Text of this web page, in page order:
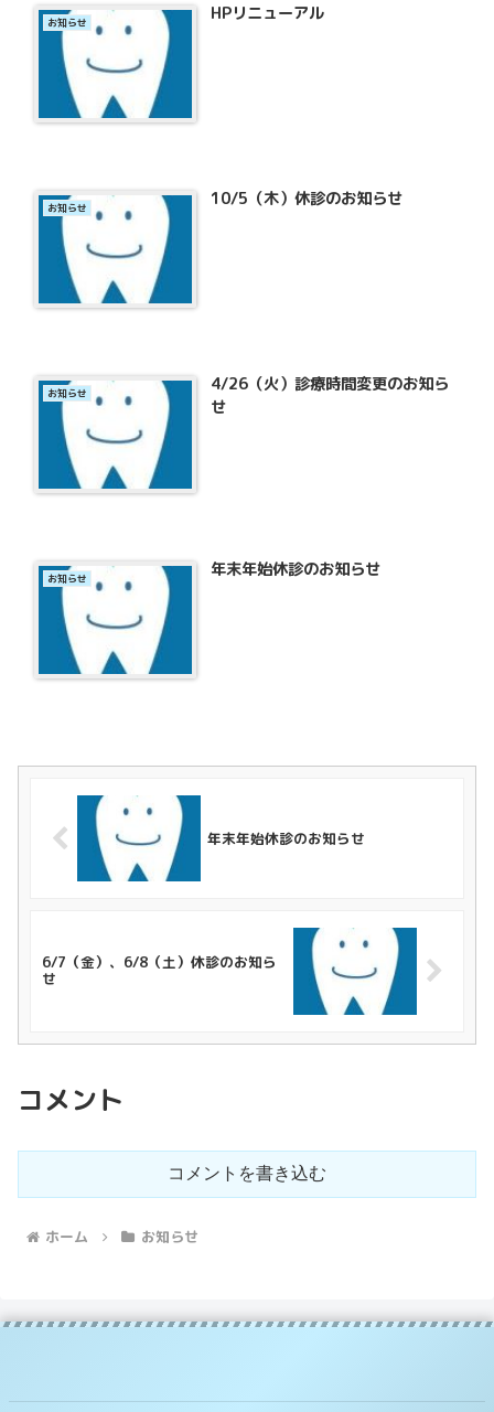
お知らせ HPリニューアル
お知らせ 10/5（木）休診のお知らせ
お知らせ
4/26（火）診療時間変更のお知ら
せ
お知らせ 年末年始休診のお知らせ
年末年始休診のお知らせ
6/7（金）、6/8（土）休診のお知ら
せ
コメント
コメントを書き込む
ホーム お知らせ